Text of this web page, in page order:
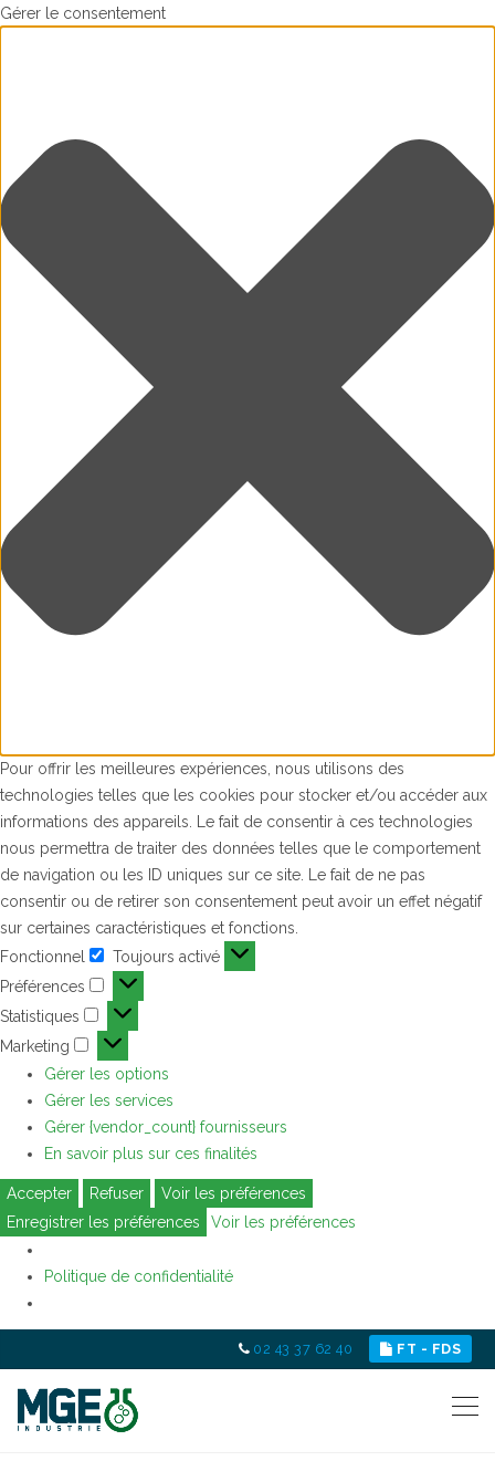
Gérer le consentement
Pour offrir les meilleures expériences, nous utilisons des
technologies telles que les cookies pour stocker et/ou accéder aux
informations des appareils. Le fait de consentir à ces technologies
nous permettra de traiter des données telles que le comportement
de navigation ou les ID uniques sur ce site. Le fait de ne pas
consentir ou de retirer son consentement peut avoir un effet négatif
sur certaines caractéristiques et fonctions.
Fonctionnel
Fonctionnel
Toujours activé
Préférences
Préférences
Statistiques
Statistiques
Marketing
Marketing
Gérer les options
Gérer les services
Gérer {vendor_count} fournisseurs
En savoir plus sur ces finalités
Accepter Refuser
Voir les préférences
Enregistrer les préférences
Voir les préférences
Politique de confidentialité
02 43 37 62 40 FT - FDS